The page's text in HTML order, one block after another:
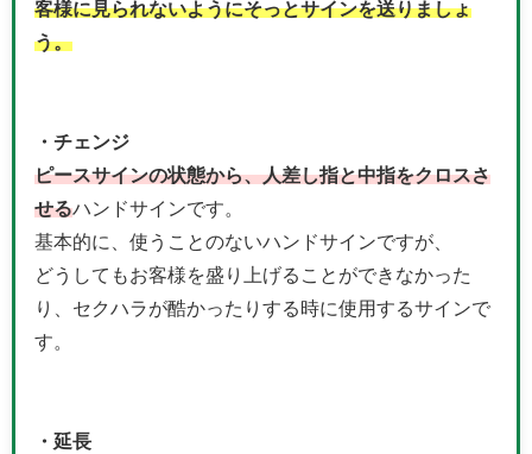
客様に見られないようにそっとサインを送りましょ
う。
・チェンジ
ピースサインの状態から、人差し指と中指をクロスさ
せるハンドサインです。
基本的に、使うことのないハンドサインですが、
どうしてもお客様を盛り上げることができなかった
り、セクハラが酷かったりする時に使用するサインで
す。
・延長